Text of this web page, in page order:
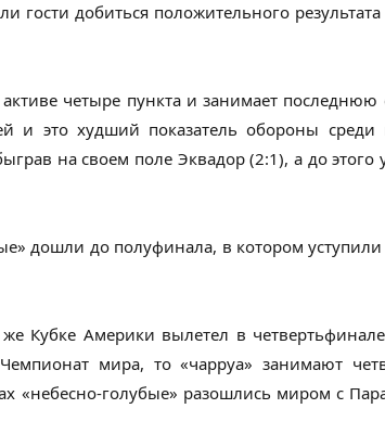
гости добиться положительного
четыре пункта и занимает последнюю
и это худший показатель обороны
на своем поле Эквадор (2:1), а до этого
дошли до полуфинала, в котором уступили
Кубке Америки вылетел в
мира, то «чарруа» занимают
«небесно-голубые» разошлись миром с